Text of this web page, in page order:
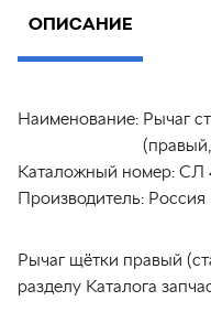
ОПИСАНИЕ
Наименование: Рычаг
Каталожный номер: СЛ
Производитель: Россия
Рычаг щётки правый
разделу Каталога